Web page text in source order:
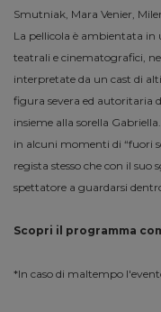
Smutniak, Mara Venier,
La pellicola è ambientata
teatrali e cinematografici,
interpretate da un cast di
figura severa ed autoritaria
insieme alla sorella
in alcuni momenti di “fuori
regista stesso che con il
spettatore a guardarsi
Scopri il programma
*In caso di maltempo